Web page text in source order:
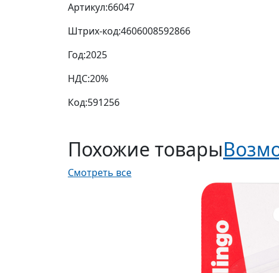
Артикул:66047
Штрих-код:4606008592866
Год:2025
НДС:20%
Код:591256
Похожие товары
Смотреть все